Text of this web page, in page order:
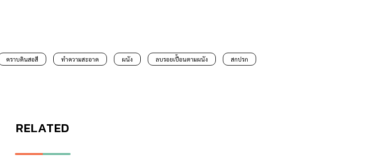
คราบดินสอสี ทำความสะอาด ผนัง ลบรอยเปื้อนตามผนัง สกปรก
RELATED